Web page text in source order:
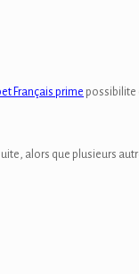
Français prime possibilite
alors que plusieurs